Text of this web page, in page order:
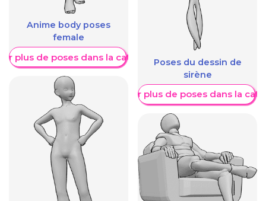
Anime body poses
female
plus de poses dans la catégoriePoses du dessin de
sirène
Afficher plus de poses dans la